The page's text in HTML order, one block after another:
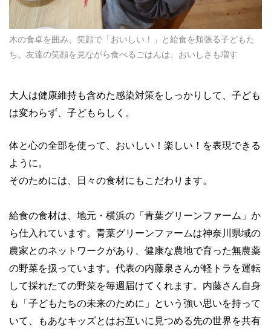
木の食卓を囲み、笑顔で「おいしい！」と給食を頬張る子どもた
ち。友達の笑顔を見ながら食べるごはんは、おいしさも増す
大人は健康維持も含めた感染対策をしっかりして、子ども
は変わらず、子どもらしく。
体と心の全部を使って、おいしい！楽しい！を表現できる
ように。
そのためには、日々の食材にもこだわります。
給食の食材は、地元・横浜の「青葉グリーンファーム」か
ら仕入れています。青葉グリーンファームは神奈川県域の
農家とのネットワークがあり、健康な農地で育った無農薬
の野菜を扱っています。代表の内藤泉さんが軽トラを運転
して採れたての野菜を毎週届けてくれます。内藤さん自身
も「子どもたちの未来のために」という強い思いを持って
いて、もあなキッズとはお互いに見つめる先の世界を共有